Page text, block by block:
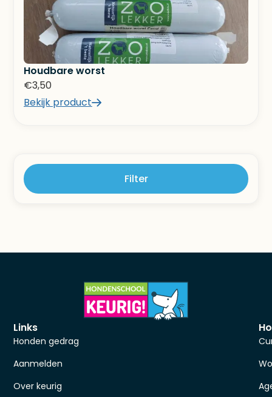
Houdbare worst
€3,50
Bekijk product
Filter
Links
Honden gedrag
Aanmelden
Over keurig